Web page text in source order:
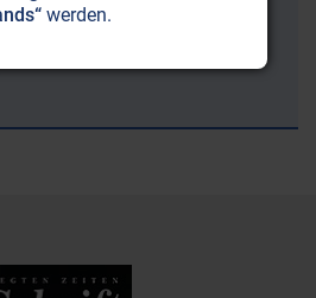
werden.